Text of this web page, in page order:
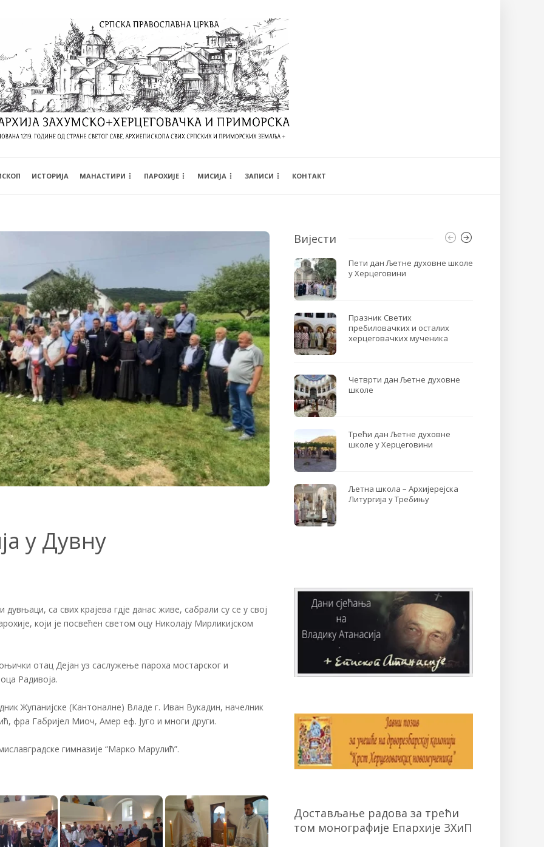
ИСТОРИЈА МАНАСТИРИ ПАРОХИЈЕ МИСИЈА ЗАПИСИ КОНТАКТ
у Дувну
дувњаци, са свих крајева гдје данас живе, сабрали су се у свој
који је посвећен светом оцу Николају Мирликијском
отац Дејан уз саслужење пароха мостарског и
Радивоја.
Жупанијске (Кантоналне) Владе г. Иван Вукадин, начелник
фра Габријел Миоч, Амер еф. Југо и многи други.
гимназије “Марко Марулић”.
Вијести
Пети дан Љетне духовне школе
у Херцеговини
Празник Светих
пребиловачких и осталих
херцеговачких мученика
Четврти дан Љетне духовне
школе
Трећи дан Љетне духовне
школе у Херцеговини
Љетна школа – Архијерејска
Литургија у Требињу
Достављање радова за трећи
том монографије Епархије ЗХиП